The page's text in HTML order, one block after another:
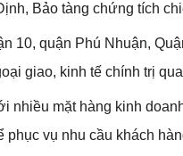
Bảo tàng chứng tích
10, quận Phú Nhuận,
giao, kinh tế chính trị
nhiều mặt hàng kinh
phục vụ nhu cầu khách